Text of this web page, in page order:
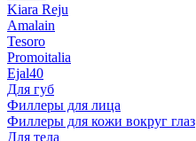
Kiara Reju
Amalain
Tesoro
Promoitalia
Ejal40
Для губ
Филлеры для лица
Филлеры для кожи вокруг глаз
Для тела